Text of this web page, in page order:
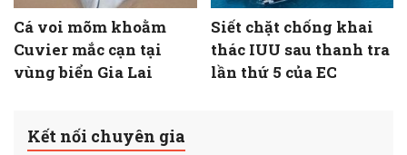
Cá voi mõm khoằm
Cuvier mắc cạn tại
vùng biển Gia Lai
Siết chặt chống khai
thác IUU sau thanh tra
lần thứ 5 của EC
Kết nối chuyên gia